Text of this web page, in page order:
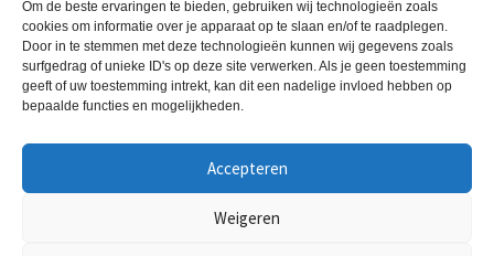
Om de beste ervaringen te bieden, gebruiken wij technologieën zoals
cookies om informatie over je apparaat op te slaan en/of te raadplegen.
Door in te stemmen met deze technologieën kunnen wij gegevens zoals
surfgedrag of unieke ID's op deze site verwerken. Als je geen toestemming
geeft of uw toestemming intrekt, kan dit een nadelige invloed hebben op
bepaalde functies en mogelijkheden.
Accepteren
Weigeren
Zoekopdracht uitzetten
Gebruiktebladmuziek.nlMuziekantiquariaat De
Minstreel ~ Kvk nummer: 05080117 ~ BTW-nr:
Disclaimer